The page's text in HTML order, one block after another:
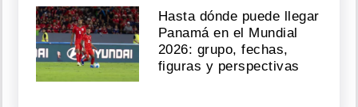
Hasta dónde puede llegar
Panamá en el Mundial
2026: grupo, fechas,
figuras y perspectivas